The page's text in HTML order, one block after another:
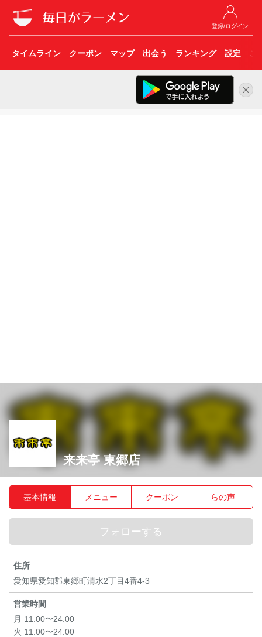
登録/ログイン
タイムライン クーポン マップ 出会う ランキング 設定 こ
来来亭 東郷店
基本情報 メニュー クーポン らの声
フォローする
住所
愛知県愛知郡東郷町清水2丁目4番4-3
営業時間
月 11:00〜24:00
火 11:00〜24:00